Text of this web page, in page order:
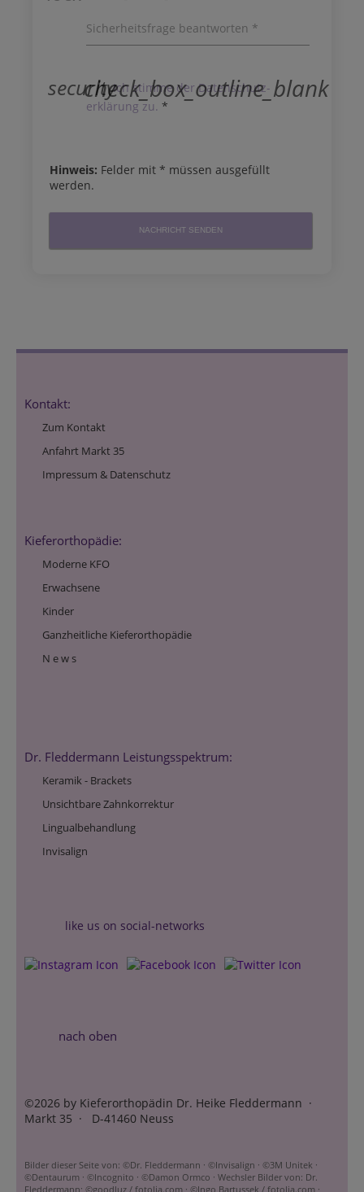
Sicherheitsfrage beantworten *
securitycheck_box_outline_blank
Ich stimme der Datenschutz­
erklärung zu. *
Hinweis: Felder mit* müssen ausgefüllt
werden.
NACHRICHT SENDEN
Kontakt:
Zum Kontakt
Anfahrt Markt 35
Impressum & Datenschutz
Kieferorthopädie:
Moderne KFO
Erwachsene
Kinder
Ganzheitliche Kieferorthopädie
N e w s
Dr. Fleddermann Leistungsspektrum:
Keramik - Brackets
Unsichtbare Zahnkorrektur
Lingualbehandlung
Invisalign
like us on social-networks
nach oben
©2026 by Kieferorthopädin Dr. Heike Fleddermann ·
Markt 35 · D-41460 Neuss
Bilder dieser Seite von: ©Dr. Fleddermann · ©Invisalign · ©3M Unitek ·
©Dentaurum · ©Incognito · ©Damon Ormco · Wechsler Bilder von: Dr.
Fleddermann; ©goodluz / fotolia.com · ©Ingo Bartussek / fotolia.com ·